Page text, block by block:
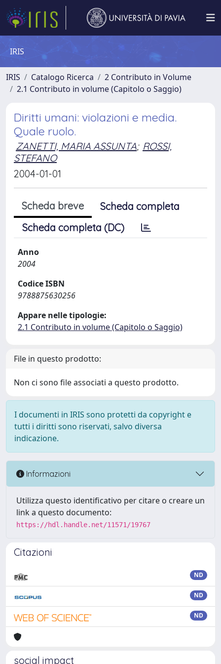
IRIS
IRIS Catalogo Ricerca
2 Contributo in Volume
2.1 Contributo in volume (Capitolo o Saggio)
Diritti umani: violazioni e media.
Quale ruolo.
ZANETTI, MARIA ASSUNTA; ROSSI,
STEFANO
2004-01-01
Scheda breve
Scheda completa
Scheda completa (DC)
Anno
2004
Codice ISBN
9788875630256
Appare nelle tipologie:
2.1 Contributo in volume (Capitolo o Saggio)
File in questo prodotto:
Non ci sono file associati a questo prodotto.
I documenti in IRIS sono protetti da copyright e
tutti i diritti sono riservati, salvo diversa
indicazione.
Informazioni
Utilizza questo identificativo per citare o creare un
link a questo documento:
https://hdl.handle.net/11571/19767
Citazioni
ND
ND
ND
social impact